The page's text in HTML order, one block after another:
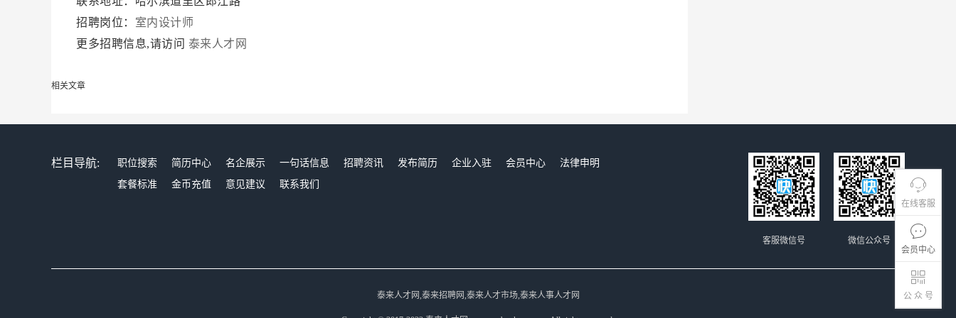
在线客服
会员中心
公 众 号
招聘岗位： 室内设计师
更多招聘信息,请访问 泰来人才网
相关文章
栏目导航: 职位搜索 简历中心 名企展示 一句话信息 招聘资讯 发布简历 企业入驻 会员中心
法律申明
套餐标准
金币充值 意见建议 联系我们
微信公众号
客服微信号
泰来人才网,泰来招聘网,泰来人才市场,泰来人事人才网